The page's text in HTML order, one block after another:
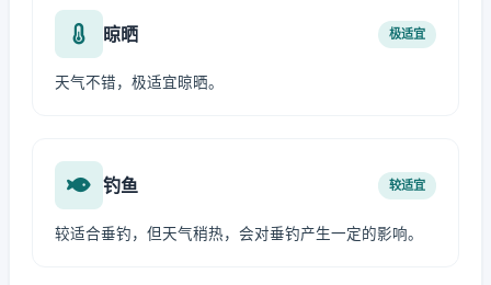
晾晒 极适宜
天气不错，极适宜晾晒。
钓鱼 较适宜
较适合垂钓，但天气稍热，会对垂钓产生一定的影响。